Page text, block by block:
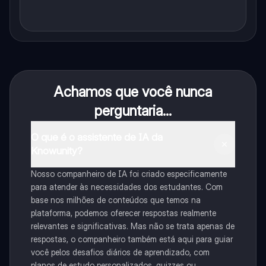
Achamos que você nunca
perguntaria...
Nosso companheiro de IA foi criado especificamente
para atender às necessidades dos estudantes. Com
base nos milhões de conteúdos que temos na
plataforma, podemos oferecer respostas realmente
relevantes e significativas. Mas não se trata apenas de
respostas, o companheiro também está aqui para guiar
você pelos desafios diários de aprendizado, com